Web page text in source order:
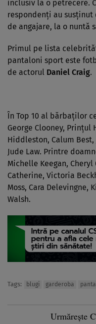
inclusiv la o petrecere.
respondenţi au
de angajare, la o nuntă
Primul pe lista
pantaloni sport este
de actorul Daniel Craig.
În Top 10 al bărbaţilor
George Clooney, Prinţul
Hiddleston, Calum Best,
Jude Law. Printre
Michelle Keegan,
Catherine, Victoria
Moss, Cara Delevingne,
Walsh.
Tags: blugi garderoba
Urmărește